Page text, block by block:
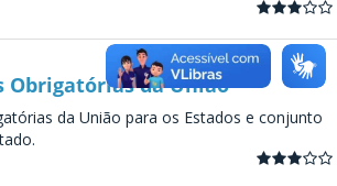
Obrigatórias da União
da União para os Estados e conjunto